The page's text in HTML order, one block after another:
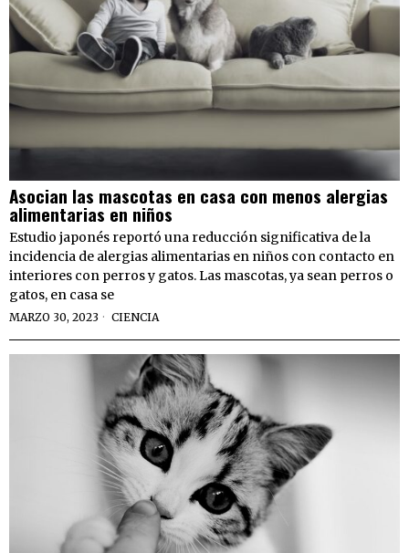
Asocian las mascotas en casa con menos alergias
alimentarias en niños
Estudio japonés reportó una reducción significativa de la
incidencia de alergias alimentarias en niños con contacto en
interiores con perros y gatos. Las mascotas, ya sean perros o
gatos, en casa se
MARZO 30, 2023 CIENCIA